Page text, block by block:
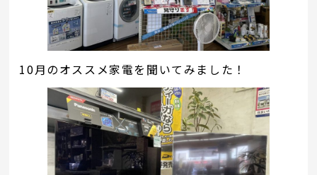
10月のオススメ家電を聞いてみました！